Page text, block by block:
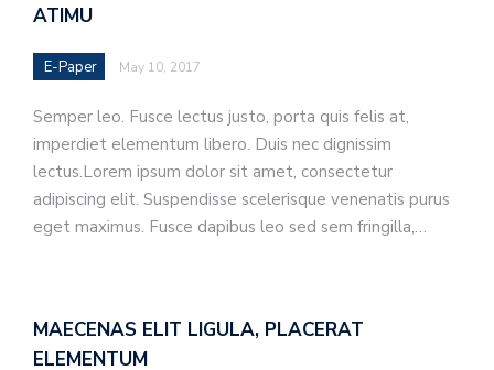
ATIMU
E-Paper May 10, 2017
Semper leo. Fusce lectus justo, porta quis felis at,
imperdiet elementum libero. Duis nec dignissim
lectus.Lorem ipsum dolor sit amet, consectetur
adipiscing elit. Suspendisse scelerisque venenatis purus
eget maximus. Fusce dapibus leo sed sem fringilla,…
MAECENAS ELIT LIGULA, PLACERAT
ELEMENTUM